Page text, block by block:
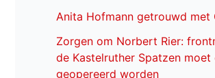
Anita Hofmann getrouwd met
Zorgen om Norbert Rier:
de Kastelruther Spatzen moet
geopereerd worden